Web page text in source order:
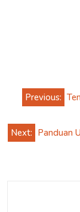
Post
navigation
Previous:
Next: Panduan